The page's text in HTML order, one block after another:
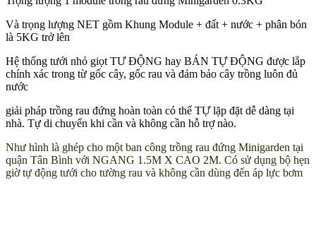
Và trọng lượng NET gồm Khung Module + đất + nước + phân bón
là 5KG trở lên
Hệ thống tưới nhỏ giọt TƯ ĐỘNG hay BÁN TỰ ĐỘNG được lắp
chính xác trong từ gốc cây, gốc rau và đảm bảo cây trồng luôn đủ
nước
giải pháp trồng rau đứng hoàn toàn có thể TỰ lặp đặt dễ dàng tại
nhà. Tự di chuyển khi cần và không cần hỗ trợ nào.
Như hình là ghép cho một ban công trồng rau đứng Minigarden tại
quận Tân Bình với NGANG 1.5M X CAO 2M. Có sử dụng bộ hẹn
giờ tự động tưới cho tường rau và không cần dùng đến áp lực bơm